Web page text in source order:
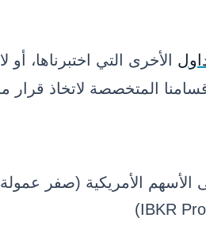
الأخرى التي اختبرناها،
المتخصصة لاتخاذ قرار